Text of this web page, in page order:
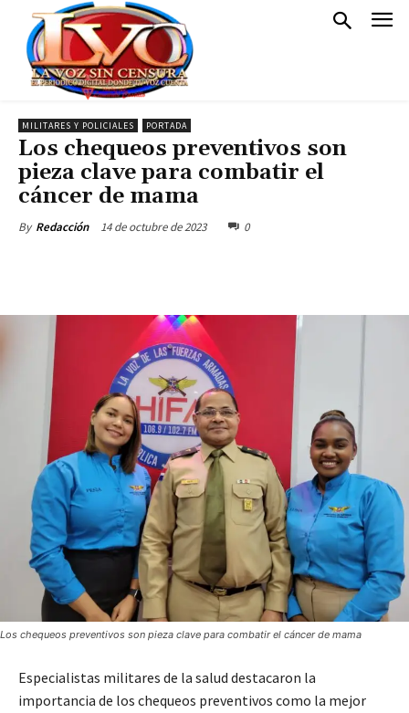
MILITARES Y POLICIALES PORTADA
Los chequeos preventivos son
pieza clave para combatir el
cáncer de mama
By Redacción 14 de octubre de 2023 0
Los chequeos preventivos son pieza clave para combatir el cáncer de mama
Especialistas militares de la salud destacaron la
importancia de los chequeos preventivos como la mejor